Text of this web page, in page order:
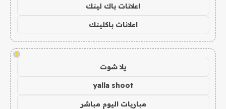
اعلانات باك لينك
اعلانات باكلينك
!
يلا شوت
yalla shoot
مباريات اليوم مباشر